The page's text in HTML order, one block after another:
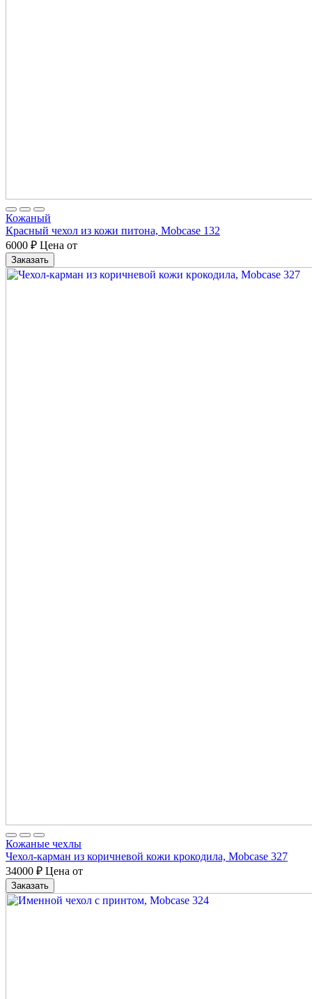
Кожаный
Красный чехол из кожи питона, Mobcase 132
6000 ₽ Цена от
Заказать
Кожаные чехлы
Чехол-карман из коричневой кожи крокодила, Mobcase 327
34000 ₽ Цена от
Заказать